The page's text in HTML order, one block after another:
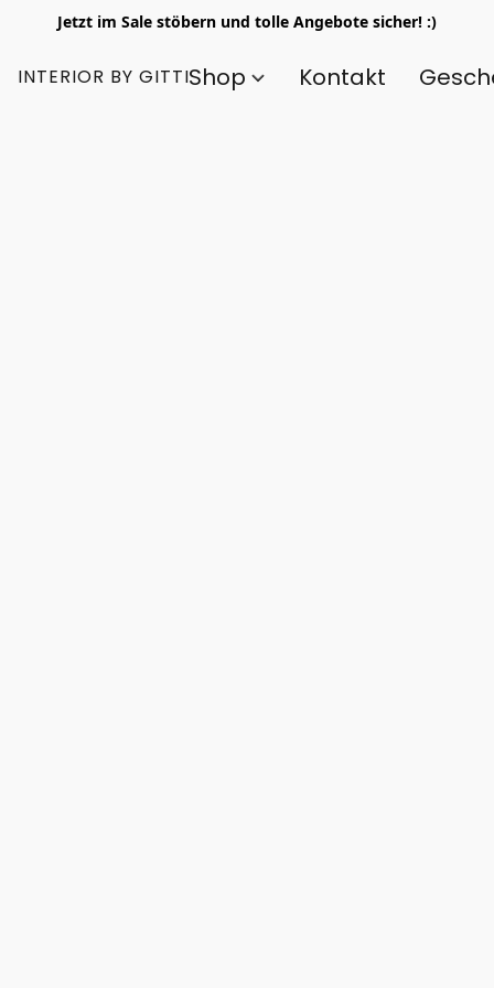
Jetzt im Sale stöbern und tolle Angebote sicher! :)
INTERIOR BY GITTIShop Kontakt